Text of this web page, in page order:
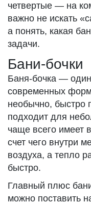
четвертые — на
важно не искать
а понять, какая
задачи.
Бани-бочки
Баня-бочка —
современных
необычно, быстро
подходит для
чаще всего имеет
счет чего внутри
воздуха, а тепло
быстро.
Главный плюс
можно поставить